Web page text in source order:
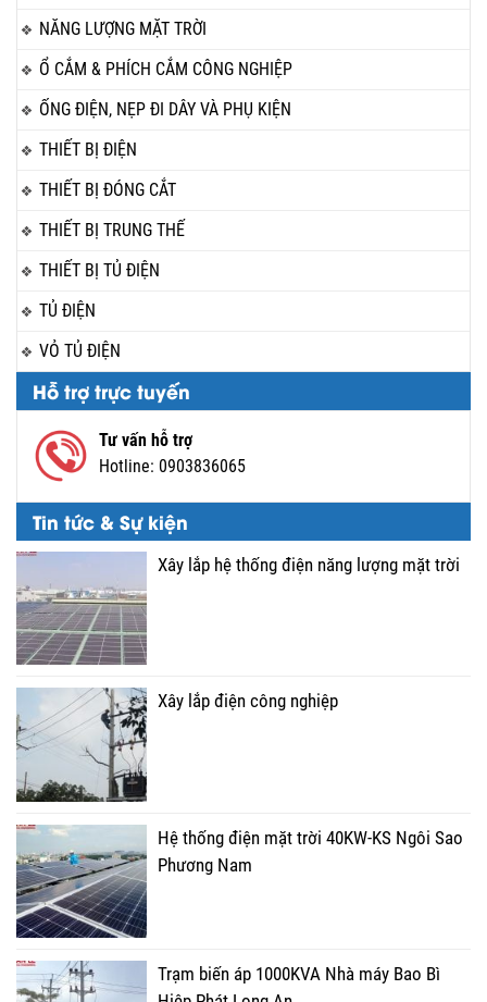
NĂNG LƯỢNG MẶT TRỜI
Ổ CẮM & PHÍCH CẮM CÔNG NGHIỆP
ỐNG ĐIỆN, NẸP ĐI DÂY VÀ PHỤ KIỆN
THIẾT BỊ ĐIỆN
THIẾT BỊ ĐÓNG CẮT
THIẾT BỊ TRUNG THẾ
THIẾT BỊ TỦ ĐIỆN
TỦ ĐIỆN
VỎ TỦ ĐIỆN
Hỗ trợ trực tuyến
Tư vấn hỗ trợ
Hotline: 0903836065
Tin tức & Sự kiện
Xây lắp hệ thống điện năng lượng mặt trời
Xây lắp điện công nghiệp
Hệ thống điện mặt trời 40KW-KS Ngôi Sao
Phương Nam
Trạm biến áp 1000KVA Nhà máy Bao Bì